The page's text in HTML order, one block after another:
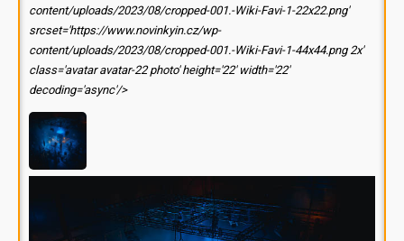
content/uploads/2023/08/cropped-001.-Wiki-Favi-1-22x22.png'
srcset='https://www.novinkyin.cz/wp-
content/uploads/2023/08/cropped-001.-Wiki-Favi-1-44x44.png 2x'
class='avatar avatar-22 photo' height='22' width='22'
decoding='async'/>